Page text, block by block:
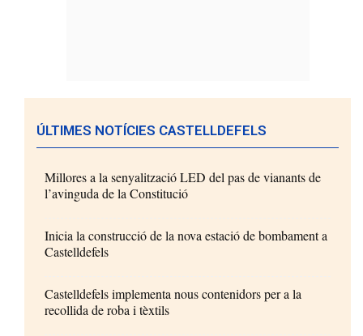
ÚLTIMES NOTÍCIES CASTELLDEFELS
Millores a la senyalització LED del pas de vianants de
l’avinguda de la Constitució
Inicia la construcció de la nova estació de bombament a
Castelldefels
Castelldefels implementa nous contenidors per a la
recollida de roba i tèxtils